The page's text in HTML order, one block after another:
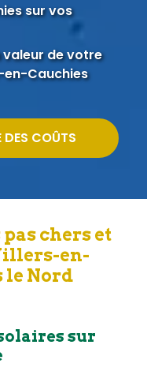
sur vos
valeur de votre
en-Cauchies
DES COÛTS
chers et
en-
le Nord
sur